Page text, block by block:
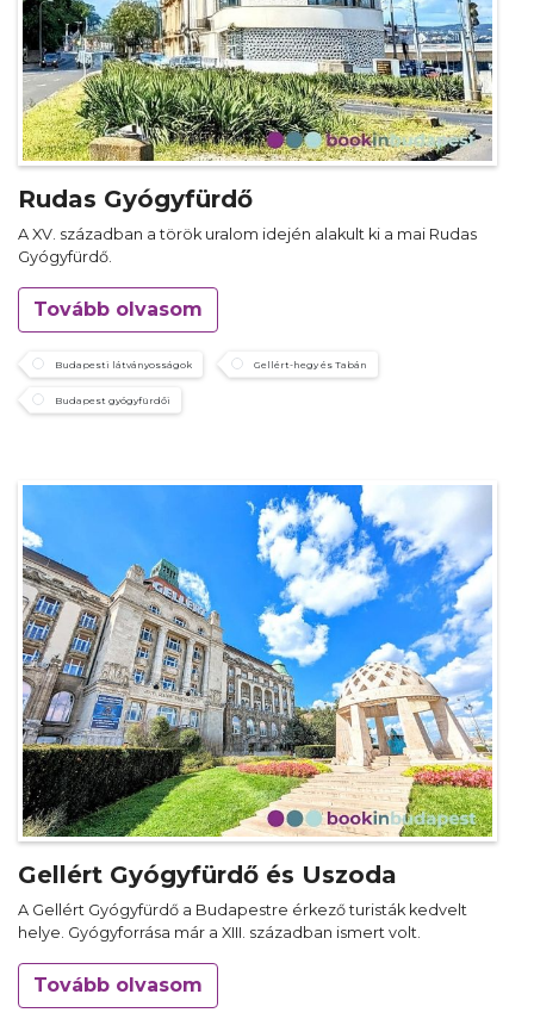
Rudas Gyógyfürdő
A XV. században a török uralom idején alakult ki a mai Rudas
Gyógyfürdő.
Tovább olvasom
Budapesti látványosságok Gellért-hegy és Tabán
Budapest gyógyfürdői
Gellért Gyógyfürdő és Uszoda
A Gellért Gyógyfürdő a Budapestre érkező turisták kedvelt
helye. Gyógyforrása már a XIII. században ismert volt.
Tovább olvasom